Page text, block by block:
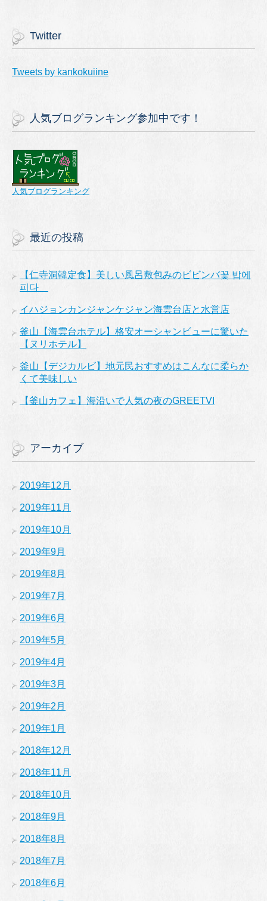
Twitter
Tweets by kankokuiine
人気ブログランキング参加中です！
人気ブログランキング
最近の投稿
【仁寺洞韓定食】美しい風呂敷包みのビビンバ꽃 밥에
피다
イハジョンカンジャンケジャン海雲台店と水営店
釜山【海雲台ホテル】格安オーシャンビューに驚いた
【ヌリホテル】
釜山【デジカルビ】地元民おすすめはこんなに柔らか
くて美味しい
【釜山カフェ】海沿いで人気の夜のGREETVI
アーカイブ
2019年12月
2019年11月
2019年10月
2019年9月
2019年8月
2019年7月
2019年6月
2019年5月
2019年4月
2019年3月
2019年2月
2019年1月
2018年12月
2018年11月
2018年10月
2018年9月
2018年8月
2018年7月
2018年6月